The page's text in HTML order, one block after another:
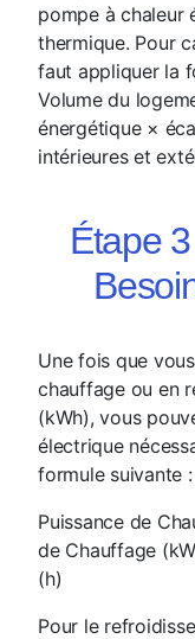
pompe à chaleur
thermique. Pour
faut appliquer la
Volume du
énergétique ×
intérieures et
Étape
Une fois que
chauffage ou en
(kWh), vous
électrique
formule suivante :
Puissance de
de Chauffage
(h)
Pour le